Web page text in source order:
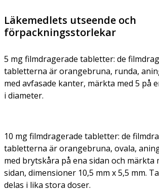
Läkemedlets utseende och
förpackningsstorlekar
5 mg filmdragerade tabletter: de
tabletterna är orangebruna, runda,
med avfasade kanter, märkta med 5 på
i diameter.
10 mg filmdragerade tabletter: de
tabletterna är orangebruna, ovala,
med brytskåra på ena sidan och märkta
sidan, dimensioner 10,5 mm x 5,5 mm.
delas i lika stora doser.